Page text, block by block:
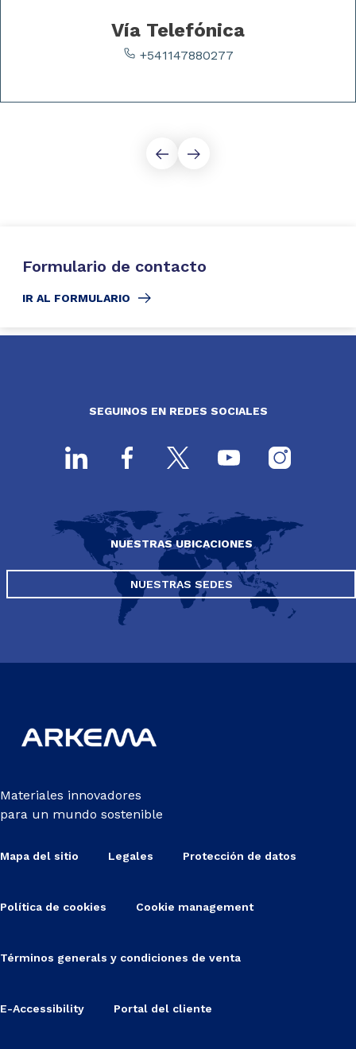
Vía Telefónica
+541147880277
Formulario de contacto
IR AL FORMULARIO
SEGUINOS EN REDES SOCIALES
NUESTRAS UBICACIONES
NUESTRAS SEDES
Materiales innovadores
para un mundo sostenible
Mapa del sitio Legales Protección de datos
Política de cookies Cookie management
Términos generals y condiciones de venta
E-Accessibility Portal del cliente